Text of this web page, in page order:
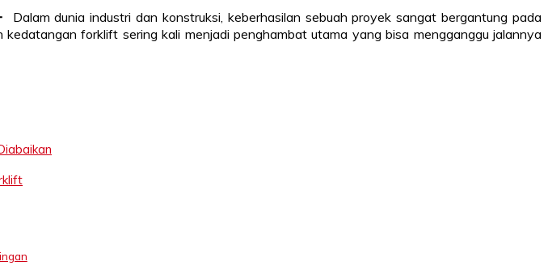
Dalam dunia industri dan konstruksi, keberhasilan sebuah proyek sangat bergantung pada
forklift sering kali menjadi penghambat utama yang bisa mengganggu jalannya